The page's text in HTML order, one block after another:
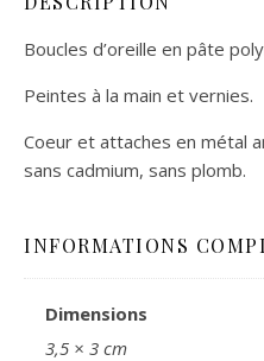
Boucles d’oreille en pâte
Peintes à la main et vernies.
Coeur et attaches en métal
sans cadmium, sans plomb.
INFORMATIONS
Dimensions
3,5 × 3 cm